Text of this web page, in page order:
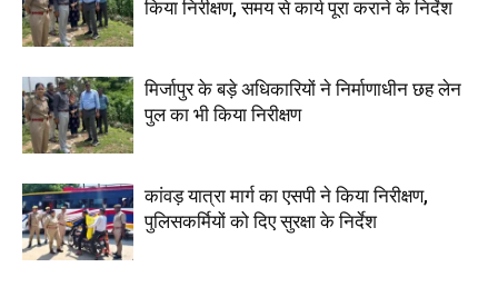
किया निरीक्षण, समय से कार्य पूरा कराने के निर्देश
मिर्जापुर के बड़े अधिकारियों ने निर्माणाधीन छह लेन
पुल का भी किया निरीक्षण
कांवड़ यात्रा मार्ग का एसपी ने किया निरीक्षण,
पुलिसकर्मियों को दिए सुरक्षा के निर्देश